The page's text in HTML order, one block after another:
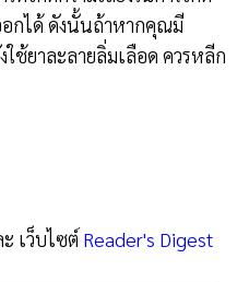
อกได้ ดังนั้นถ้าหากคุณมี
ช้ยาละลายลิ่มเลือด ควรหลีก
เว็บไซต์ Reader's Digest